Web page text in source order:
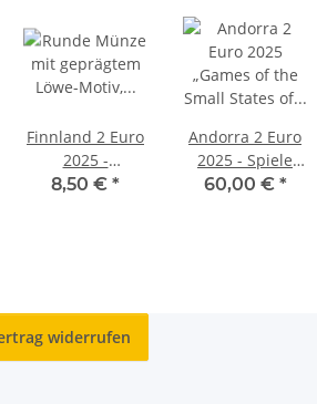
Finnland 2 Euro
2025 -
Leichtathletik
8,50 € *
Andorra 2 Euro
2025 - Spiele
der Kleinstaaten
60,00 € *
widerrufen